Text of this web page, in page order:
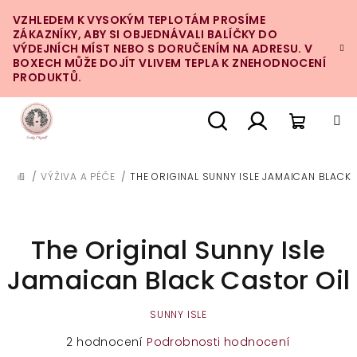
na
obsah
VZHLEDEM K VYSOKÝM TEPLOTÁM PROSÍME
ZÁKAZNÍKY, ABY SI OBJEDNÁVALI BALÍČKY DO
VÝDEJNÍCH MÍST NEBO S DORUČENÍM NA ADRESU. V
BOXECH MŮŽE DOJÍT VLIVEM TEPLA K ZNEHODNOCENÍ
PRODUKTŮ.
DOMŮ
/ VÝŽIVA A PÉČE / THE ORIGINAL SUNNY ISLE JAMAICAN BLACK
The Original Sunny Isle
Jamaican Black Castor Oil
SUNNY ISLE
Průměrné
2 hodnocení Podrobnosti hodnocení